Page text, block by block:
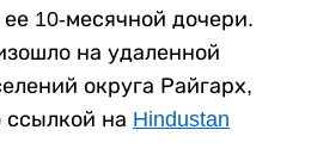
10-месячной дочери.
на удаленной
округа Райгарх,
ссылкой на Hindustan